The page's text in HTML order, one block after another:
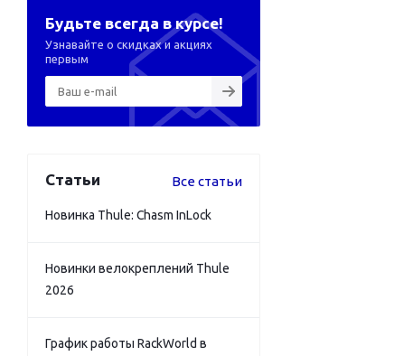
Будьте всегда в курсе!
Узнавайте о скидках и акциях
первым
Статьи Все статьи
Новинка Thule: Chasm InLock
Новинки велокреплений Thule
2026
График работы RackWorld в